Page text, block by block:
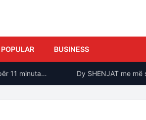
POPULAR BUSINESS
minuta… Dy SHENJAT me më